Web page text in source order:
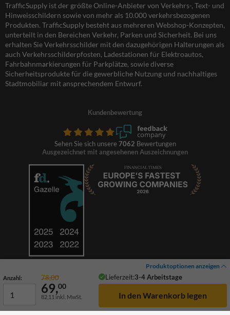
Produktoptionen anzeigen
Anzahl: 78,00 Lieferzeit:3-4 Arbeitstage
69,00
82,11 inkl. MwSt.
TrafficSupply ist der größte Online-Anbieter von Verkehrs-, Text- und
Hinweisschildern sowie von mehr als 10.000 verkehrsbezogenen
Produkten. TrafficSupply besteht aus mehreren Webshop-Konzepten,
unterteilt in den Bereichen Verkehr, Parken und Sicherheit. Bei uns
erhalten Sie Verkehrsschilder mit den dazugehörigen Halterungen als
auch Verkehrsschilderpfosten, Ladestationen für Elektroautos,
Fahrbahnmarkierungen für Parkplätze, sowie diverse
Sicherheitsprodukte für die gewerbliche Nutzung und nachhaltiges
Stadtmobiliar mit ansprechendem Entwurf.
Kundenbewertung
Sehen Sie sich unsere 7062 Bewertungen
Ausgezeichnet mit angesehenen Auszeichnungen
© 2026 TrafficSupply. Alle Rechte vorbehalten.